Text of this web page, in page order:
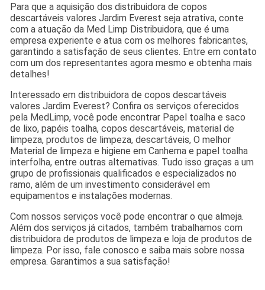
Para que a aquisição dos distribuidora de copos
descartáveis valores Jardim Everest seja atrativa, conte
com a atuação da Med Limp Distribuidora, que é uma
empresa experiente e atua com os melhores fabricantes,
garantindo a satisfação de seus clientes. Entre em contato
com um dos representantes agora mesmo e obtenha mais
detalhes!
Interessado em distribuidora de copos descartáveis
valores Jardim Everest? Confira os serviços oferecidos
pela MedLimp, você pode encontrar Papel toalha e saco
de lixo, papéis toalha, copos descartáveis, material de
limpeza, produtos de limpeza, descartáveis, O melhor
Material de limpeza e higiene em Canhema e papel toalha
interfolha, entre outras alternativas. Tudo isso graças a um
grupo de profissionais qualificados e especializados no
ramo, além de um investimento considerável em
equipamentos e instalações modernas.
Com nossos serviços você pode encontrar o que almeja.
Além dos serviços já citados, também trabalhamos com
distribuidora de produtos de limpeza e loja de produtos de
limpeza. Por isso, fale conosco e saiba mais sobre nossa
empresa. Garantimos a sua satisfação!